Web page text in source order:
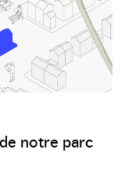
notre parc